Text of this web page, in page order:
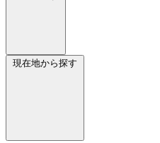
現在地から探す